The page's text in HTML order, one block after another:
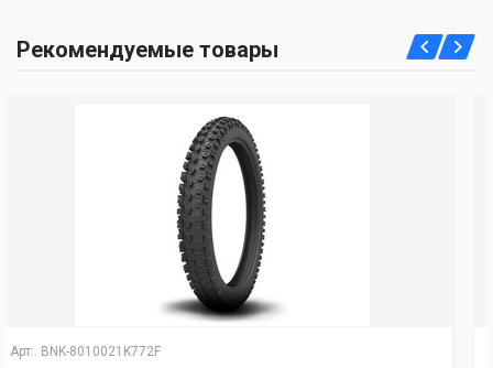
Рекомендуемые товары
Арт:.BNK-035450